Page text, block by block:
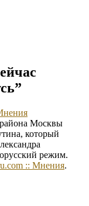
района Москвы
который
режим.
:: Мнения.